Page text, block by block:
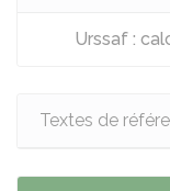
Urssaf :
Textes de